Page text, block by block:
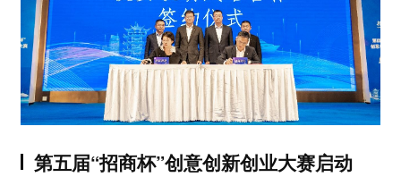
第五届“招商杯”创意创新创业大赛启动